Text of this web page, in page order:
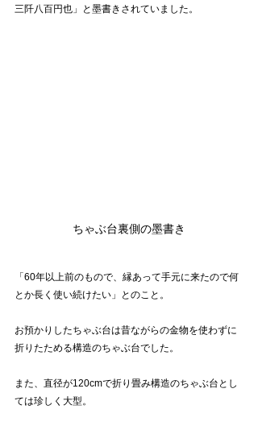
三阡八百円也」と墨書きされていました。
ちゃぶ台裏側の墨書き
「60年以上前のもので、縁あって手元に来たので何
とか長く使い続けたい」とのこと。
お預かりしたちゃぶ台は昔ながらの金物を使わずに
折りたためる構造のちゃぶ台でした。
また、直径が120cmで折り畳み構造のちゃぶ台とし
ては珍しく大型。